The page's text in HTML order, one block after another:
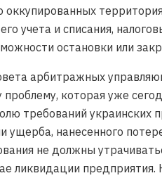
оккупированных
учета и списания,
остановки или
арбитражных
которая уже
требований украинских
ущерба, нанесенного
не должны
ликвидации